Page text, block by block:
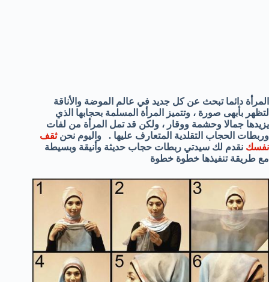
المرأة دائما تبحث عن كل جديد في عالم الموضة والأناقة
لتظهر بأبهى صورة ، وتتميز المرأة المسلمة بحجابها الذي
يزيدها جمالا وحشمة ووقار ، ولكن قد تمل المرأة من لفات
وربطات الحجاب التقلدية المتعارف عليها .
واليوم نحنثقف
نفسك نقدم لك سيدتي ربطات حجاب حديثة وأنيقة وبسيطة
مع طريقة تنفيذها خطوة خطوة